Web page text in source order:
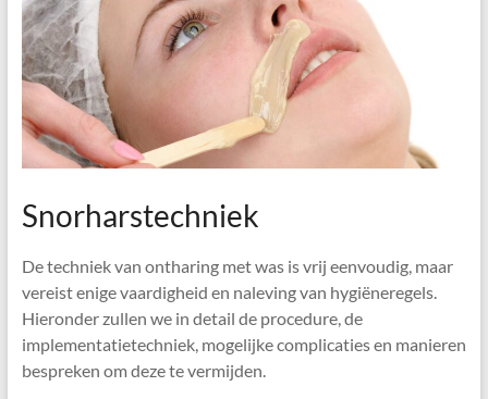
Snorharstechniek
De techniek van ontharing met was is vrij eenvoudig, maar
vereist enige vaardigheid en naleving van hygiëneregels.
Hieronder zullen we in detail de procedure, de
implementatietechniek, mogelijke complicaties en manieren
bespreken om deze te vermijden.